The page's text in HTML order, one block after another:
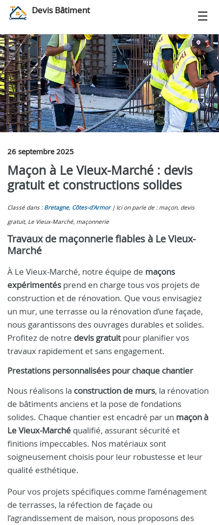
Devis Bâtiment
26 septembre 2025
Maçon à Le Vieux-Marché : devis
gratuit et constructions solides
Classé dans : Bretagne, Côtes-d'Armor
Ici on parle de : maçon, devis
gratuit, Le Vieux-Marché, maçonnerie
Travaux de maçonnerie fiables à Le Vieux-
Marché
À Le Vieux-Marché, notre équipe de maçons
expérimentés prend en charge tous vos projets de
construction et de rénovation. Que vous envisagiez
un mur, une terrasse ou la rénovation d’une façade,
nous garantissons des ouvrages durables et solides.
Profitez de notre devis gratuitpour planifier vos
travaux rapidement et sans engagement.
Prestations personnalisées pour chaque chantier
Nous réalisons la construction de murs, la rénovation
de bâtiments anciens et la pose de fondations
solides. Chaque chantier est encadré par un maçon à
Le Vieux-Marché qualifié, assurant sécurité et
finitions impeccables. Nos matériaux sont
soigneusement choisis pour leur robustesse et leur
qualité esthétique.
Pour vos projets spécifiques comme l’aménagement
de terrasses, la réfection de façade ou
l’agrandissement de maison, nous proposons des